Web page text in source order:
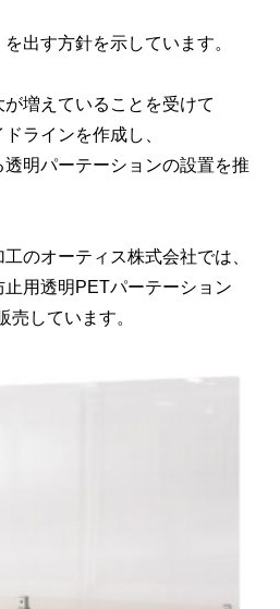
出す方針を示しています。
増えていることを受けて
ラインを作成し、
明パーテーションの設置を推
のオーティス株式会社では、
用透明PETパーテーション
売しています。